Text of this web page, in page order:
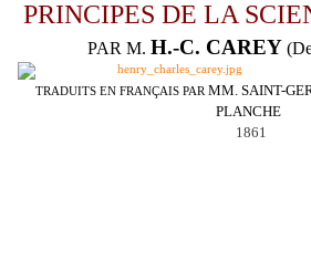
PRINCIPES DE LA
PAR M. H.-C. CAREY
TRADUITS EN FRANÇAIS PARMM. SAINT-
PLANCHE
1861